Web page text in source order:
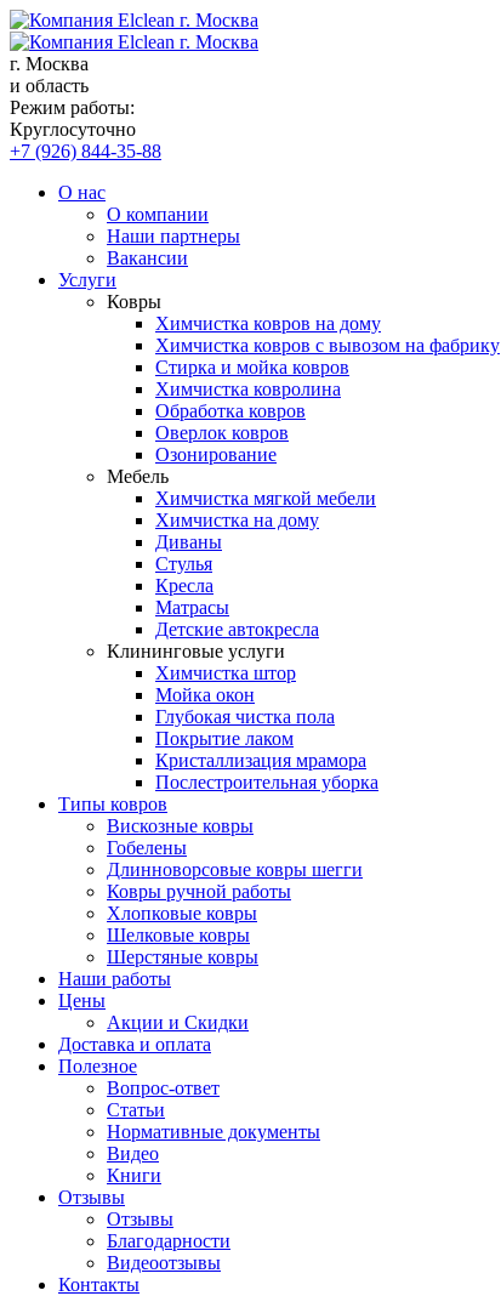
г. Москва
и область
Режим работы:
Круглосуточно
+7 (926) 844-35-88
О нас
О компании
Наши партнеры
Вакансии
Услуги
Ковры
Химчистка ковров на дому
Химчистка ковров с вывозом на фабрику
Стирка и мойка ковров
Химчистка ковролина
Обработка ковров
Оверлок ковров
Озонирование
Мебель
Химчистка мягкой мебели
Химчистка на дому
Диваны
Стулья
Кресла
Матрасы
Детские автокресла
Клининговые услуги
Химчистка штор
Мойка окон
Глубокая чистка пола
Покрытие лаком
Кристаллизация мрамора
Послестроительная уборка
Типы ковров
Вискозные ковры
Гобелены
Длинноворсовые ковры шегги
Ковры ручной работы
Хлопковые ковры
Шелковые ковры
Шерстяные ковры
Наши работы
Цены
Акции и Скидки
Доставка и оплата
Полезное
Вопрос-ответ
Статьи
Нормативные документы
Видео
Книги
Отзывы
Отзывы
Благодарности
Видеоотзывы
Контакты